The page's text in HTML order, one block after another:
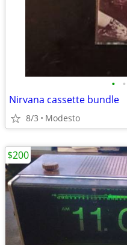
• •
Nirvana cassette bundle
8/3 Modesto
$200